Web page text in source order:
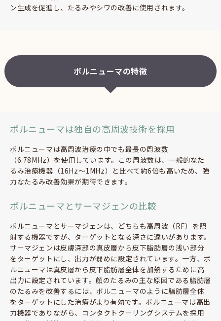
ン生成を促進し、たるみやシワの改善に使用されます。
ボルニューマの特徴
ボルニューマは独自の高周波技術を採用
ボルニューマは高周波治療の中でも最長の周波数
（6.78MHz）を使用しています。この周波数は、一般的なた
るみ治療機器（16Hz～1MHz）と比べて約6倍も高いため、強
力なたるみ改善効果が期待できます。
ボルニューマとサーマジェンの比較
ボルニューマとサーマジェンは、どちらも高周波（RF）を照
射する機器ですが、ターゲットとなる深さに違いがあります。
サーマジェンは皮膚深部の真皮層から皮下脂肪層の浅い部分
をターゲットにし、出力が弱めに設定されています。一方、ボ
ルニューマは真皮層から皮下脂肪層全体を加熱するために高
出力に設定されています。顔のたるみの主な原因である脂肪層
のたるみを改善するには、ボルニューマのように脂肪層全体
をターゲットにした治療がより有効です。ボルニューマは高出
力機器でありながら、コンタクトクーリングシステムを採用